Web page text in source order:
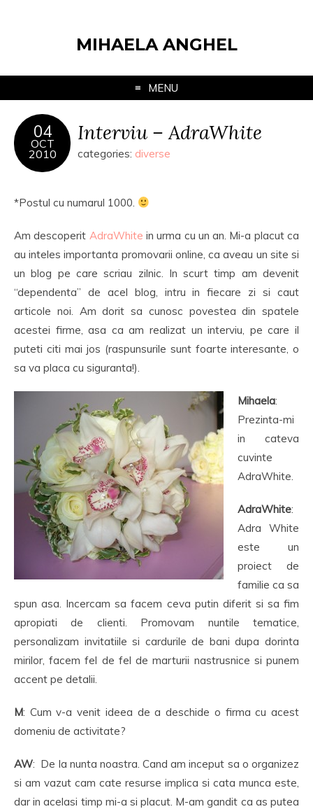
MIHAELA ANGHEL
MENU
04
OCT
2010
Interviu – AdraWhite
categories: diverse
*Postul cu numarul 1000.
Am descoperit AdraWhite in urma cu un an. Mi-a placut ca
au inteles importanta promovarii online, ca aveau un site si
un blog pe care scriau zilnic. In scurt timp am devenit
“dependenta” de acel blog, intru in fiecare zi si caut
articole noi. Am dorit sa cunosc povestea din spatele
acestei firme, asa ca am realizat un interviu, pe care il
puteti citi mai jos (raspunsurile sunt foarte interesante, o
sa va placa cu siguranta!).
Mihaela:
Prezinta-mi
in cateva
cuvinte
AdraWhite.
AdraWhite:
Adra White
este un
proiect de
familie ca sa
spun asa. Incercam sa facem ceva putin diferit si sa fim
apropiati de clienti. Promovam nuntile tematice,
personalizam invitatiile si cardurile de bani dupa dorinta
mirilor, facem fel de fel de marturii nastrusnice si punem
accent pe detalii.
M: Cum v-a venit ideea de a deschide o firma cu acest
domeniu de activitate?
AW: De la nunta noastra. Cand am inceput sa o organizez
si am vazut cam cate resurse implica si cata munca este,
dar in acelasi timp mi-a si placut. M-am gandit ca as putea